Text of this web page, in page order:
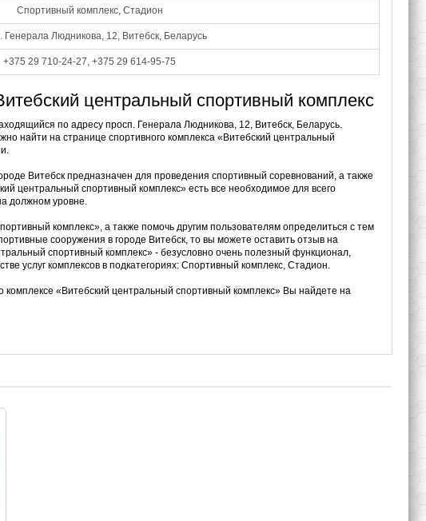
Спортивный комплекс, Стадион
Генерала Людникова, 12, Витебск, Беларусь
+375 29 710-24-27, +375 29 614-95-75
центральный спортивный комплекс
по адресу просп. Генерала Людникова, 12, Витебск, Беларусь.
найти на странице спортивного комплекса «Витебский центральный
Витебск предназначен для проведения спортивный соревнований, а также
центральный спортивный комплекс» есть все необходимое для всего
должном уровне.
комплекс», а также помочь другим пользователям определиться с тем
сооружения в городе Витебск, то вы можете оставить отзыв на
спортивный комплекс» - безусловно очень полезный функционал,
услуг комплексов в подкатегориях: Спортивный комплекс, Стадион.
«Витебский центральный спортивный комплекс» Вы найдете на